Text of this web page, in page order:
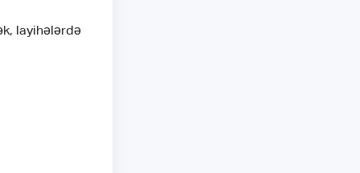
layihələrdə